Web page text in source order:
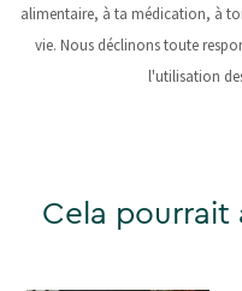
alimentaire, à ta médication, à
vie. Nous déclinons toute
l'utilisation
Cela pourrait